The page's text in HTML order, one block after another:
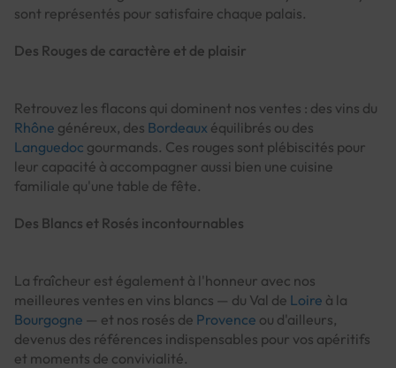
sont représentés pour satisfaire chaque palais.
Des Rouges de caractère et de plaisir
Retrouvez les flacons qui dominent nos ventes : des vins du
Rhône généreux, des Bordeaux équilibrés ou des
Languedoc gourmands. Ces rouges sont plébiscités pour
leur capacité à accompagner aussi bien une cuisine
familiale qu'une table de fête.
Des Blancs et Rosés incontournables
La fraîcheur est également à l'honneur avec nos
meilleures ventes en vins blancs — du Val de Loire à la
Bourgogne — et nos rosés de Provence ou d'ailleurs,
devenus des références indispensables pour vos apéritifs
et moments de convivialité.